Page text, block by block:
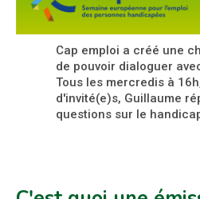
Cap emploi a créé une
de pouvoir dialoguer
Tous les mercredis à
d'invité(e)s, Guillaume
questions sur le